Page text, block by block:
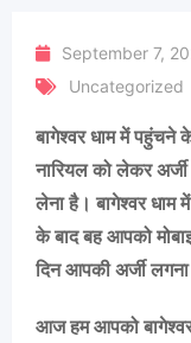
September 7,
Uncategorized
बागेश्वर धाम में
नारियल को लेकर
लेना है। बागेश्वर धाम
के बाद बह आपको
दिन आपकी अर्जी
आज हम आपको बागेश्वर